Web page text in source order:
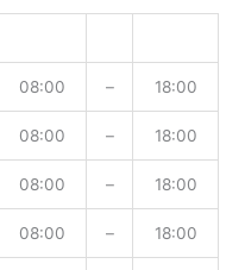
08:00 – 18:00
08:00 – 18:00
08:00 – 18:00
08:00 – 18:00